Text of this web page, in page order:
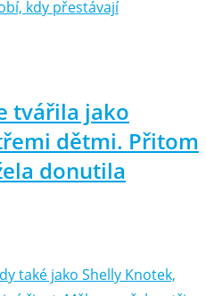
kdy přestávají
tvářila jako
dětmi. Přitom
donutila
také jako Shelly Knotek,